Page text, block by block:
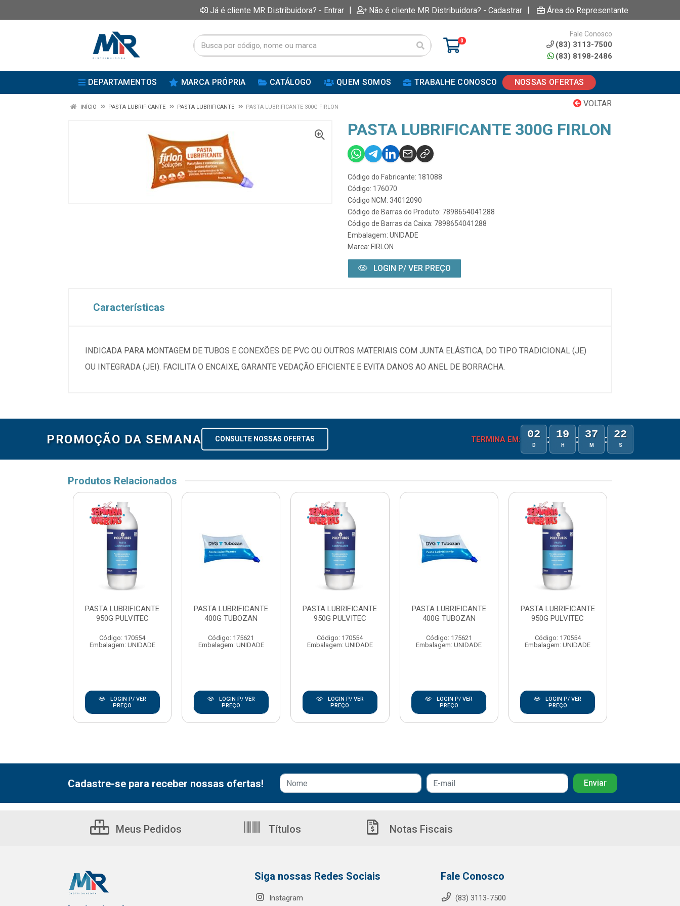
Já é cliente MR Distribuidora? - Entrar | Não é cliente MR Distribuidora? - Cadastrar | Área do Representante
0
Fale Conosco
(83) 3113-7500
(83) 8198-2486
DEPARTAMENTOS MARCA PRÓPRIA CATÁLOGO QUEM SOMOS TRABALHE CONOSCO NOSSAS OFERTAS
VOLTAR
INÍCIO PASTA LUBRIFICANTE PASTA LUBRIFICANTE PASTA LUBRIFICANTE 300G FIRLON
PASTA LUBRIFICANTE 300G FIRLON
Código do Fabricante: 181088
Código: 176070
Código NCM: 34012090
Código de Barras do Produto: 7898654041288
Código de Barras da Caixa: 7898654041288
Embalagem: UNIDADE
Marca: FIRLON
LOGIN P/ VER PREÇO
Características
INDICADA PARA MONTAGEM DE TUBOS E CONEXÕES DE PVC OU OUTROS MATERIAIS COM JUNTA ELÁSTICA, DO TIPO TRADICIONAL (JE)
OU INTEGRADA (JEI). FACILITA O ENCAIXE, GARANTE VEDAÇÃO EFICIENTE E EVITA DANOS AO ANEL DE BORRACHA.
PROMOÇÃO DA SEMANA CONSULTE NOSSAS OFERTAS TERMINA EM: 02
D : 19
H : 37
M : 22
S
Produtos Relacionados
PASTA LUBRIFICANTE
950G PULVITEC
Código: 170554
Embalagem: UNIDADE
LOGIN P/ VER
PREÇO
PASTA LUBRIFICANTE
400G TUBOZAN
Código: 175621
Embalagem: UNIDADE
LOGIN P/ VER
PREÇO
PASTA LUBRIFICANTE
950G PULVITEC
Código: 170554
Embalagem: UNIDADE
LOGIN P/ VER
PREÇO
PASTA LUBRIFICANTE
400G TUBOZAN
Código: 175621
Embalagem: UNIDADE
LOGIN P/ VER
PREÇO
PASTA LUBRIFICANTE
950G PULVITEC
Código: 170554
Embalagem: UNIDADE
LOGIN P/ VER
PREÇO
Cadastre-se para receber nossas ofertas!
Meus Pedidos Títulos Notas Fiscais
Siga nossas Redes Sociais
Instagram
Fale Conosco
(83) 3113-7500